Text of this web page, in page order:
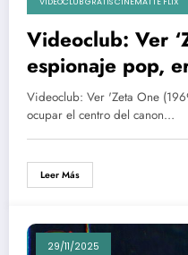
Videoclub: Ver
espionaje pop,
ciencia ficción
puerta de atrás
Videoclub: Ver 'Zeta One
ocupar el centro del canon…
Leer Más
29/11/2025